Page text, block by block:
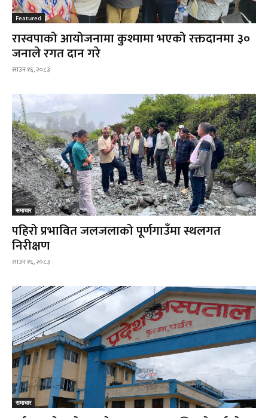
Featured
रास्वपाको आयोजनामा कुश्मामा भएको रक्तदानमा ३०
जनाले रगत दान गरे
साउन १६, २०८३
समाचार
पहिरो प्रभावित जलजलाको पूर्णगाउँमा स्थलगत
निरीक्षण
साउन १६, २०८३
समाचार